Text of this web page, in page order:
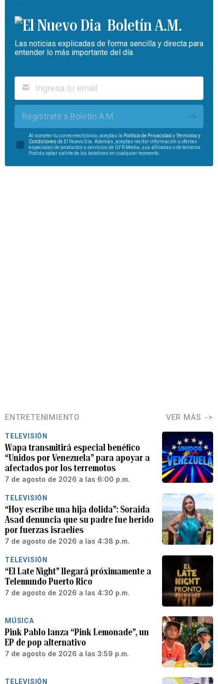
Boletín A.M.
Las noticias explicadas de forma sencilla y directa para
entender lo más importante del día.
Regístrate a Boletín A.M.
Al someter tu correo electrónico, aceptas la Política de Privacidad yTérminos y
Condiciones de El Nuevo Día. Además, aceptas recibir información u ofertas
especiales de productos o servicios de GFR Media, sus afiliadas o de terceros.
Podrás optar salirte de los boletines en cualquier momento.
ENTRETENIMIENTO VER MÁS
TELEVISIÓN
Wapa transmitirá especial benéfico
“Unidos por Venezuela” para apoyar a
afectados por los terremotos
7 de agosto de 2026 a las 6:00 p.m.
TELEVISIÓN
“Hoy escribe una hija dolida”: Soraida
Asad denuncia que su padre fue herido
por fuerzas israelíes
7 de agosto de 2026 a las 4:38 p.m.
TELEVISIÓN
“El Late Night” llegará próximamente a
Telemundo Puerto Rico
7 de agosto de 2026 a las 4:30 p.m.
MÚSICA
Pink Pablo lanza “Pink Lemonade”, un
EP de pop alternativo
7 de agosto de 2026 a las 3:59 p.m.
TELEVISIÓN